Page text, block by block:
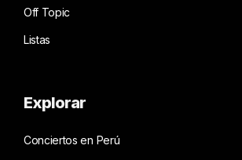
Off Topic
Listas
Explorar
Conciertos en Perú